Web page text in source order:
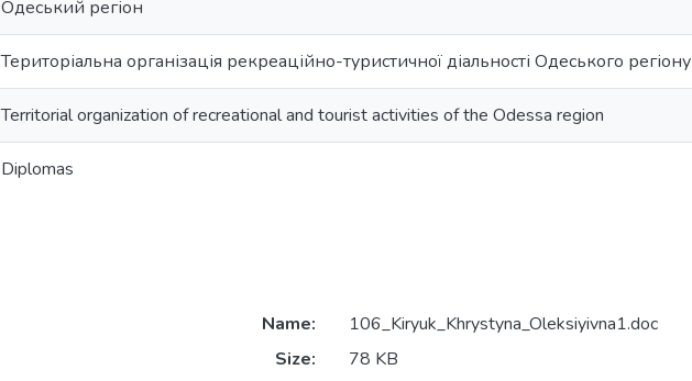
Одеський регіон
Територіальна організація рекреаційно-туристичної діальності Одеського регіону
Territorial organization of recreational and tourist activities of the Odessa region
Diplomas
Name:
106_Kiryuk_Khrystyna_Oleksiyivna1.doc
Size:
78 KB